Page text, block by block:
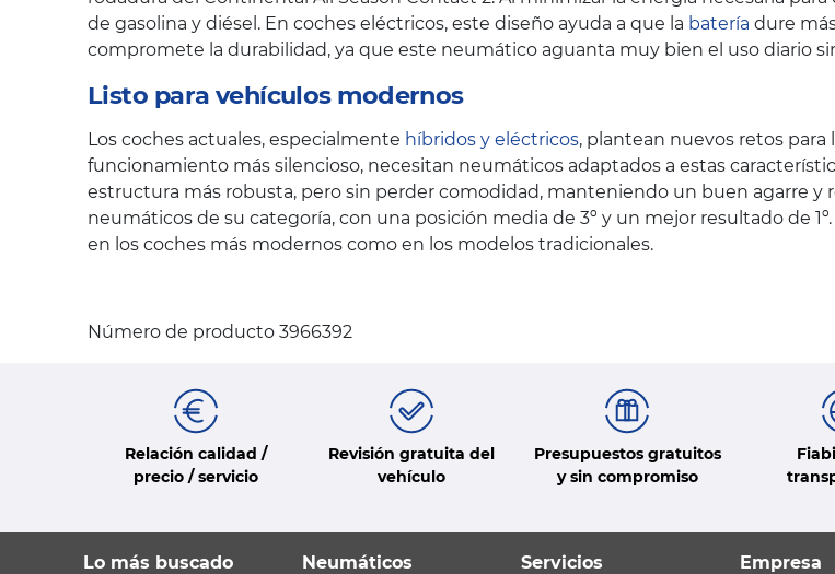
de gasolina y diésel. En coches eléctricos, este diseño ayuda a que la batería dure
compromete la durabilidad, ya que este neumático aguanta muy bien el uso diario
Listo para vehículos modernos
Los coches actuales, especialmente híbridos y eléctricos, plantean nuevos retos
funcionamiento más silencioso, necesitan neumáticos adaptados a estas
estructura más robusta, pero sin perder comodidad, manteniendo un buen agarre y
neumáticos de su categoría, con una posición media de 3º y un mejor resultado de
en los coches más modernos como en los modelos tradicionales.
Número de producto 3966392
Relación calidad /
precio / servicio
Revisión gratuita del
vehículo
Presupuestos gratuitos
y sin compromiso
Lo más buscado Neumáticos Servicios Empresa